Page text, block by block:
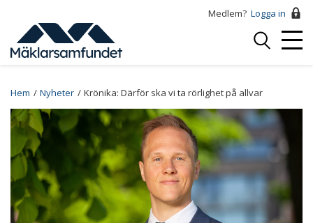
huvudinnehåll
Medlem? Logga in
Logga
Breadcrumb
Hem Nyheter Krönika: Därför ska vi ta rörlighet på allvar